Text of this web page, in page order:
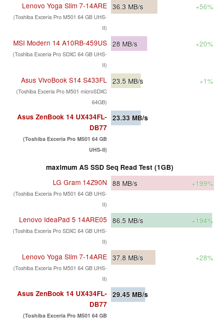
Lenovo Yoga Slim 7-14ARE
(Toshiba Exceria Pro M501 64 GB UHS-
II)
36.3 MB/s +56%
MSI Modern 14 A10RB-459US
(Toshiba Exceria Pro SDXC 64 GB UHS-
II)
28 MB/s +20%
Asus VivoBook S14 S433FL
(Toshiba Exceria Pro M501 microSDXC
64GB)
23.5 MB/s +1%
Asus ZenBook 14 UX434FL-
DB77
(Toshiba Exceria Pro M501 64 GB
UHS-II)
23.33 MB/s
maximum AS SSD Seq Read Test (1GB)
LG Gram 14Z90N
(Toshiba Exceria Pro M501 64 GB UHS-
II)
88 MB/s +199%
Lenovo IdeaPad 5 14ARE05
(Toshiba Exceria Pro SDXC 64 GB UHS-
II)
86.5 MB/s +194%
Lenovo Yoga Slim 7-14ARE
(Toshiba Exceria Pro M501 64 GB UHS-
II)
37.8 MB/s +28%
Asus ZenBook 14 UX434FL-
DB77
(Toshiba Exceria Pro M501 64 GB
29.45 MB/s